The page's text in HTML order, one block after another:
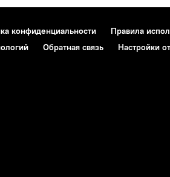
конфиденциальности Правила
Обратная связь Настройки